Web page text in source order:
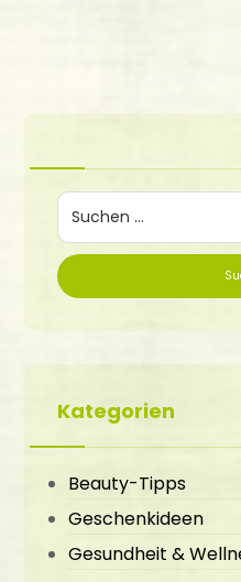
Kategorien
Beauty-Tipps
Geschenkideen
Gesundheit &